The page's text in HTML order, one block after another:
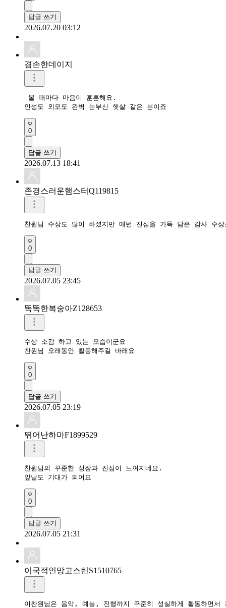
답글 쓰기
2026.07.20 03:12
겸손한데이지
볼 때마다 마음이 훈훈해요.
인성도 외모도 완벽 눈부신 햇살 같은 분이죠
0
답글 쓰기
2026.07.13 18:41
존경스러운햄스터Q119815
찬원님 수상도 많이 하셨지만 매번 진심을 가득 담은 감사 수
0
답글 쓰기
2026.07.05 23:45
똑똑한복숭아Z128653
수상 소감 하고 있는 모습이군요
찬원님 오래동안 활동해주길 바래요
0
답글 쓰기
2026.07.05 23:19
뛰어난하마F1899529
찬원님의 꾸준한 성장과 진심이 느껴지네요.
앞날도 기대가 되어요
0
답글 쓰기
2026.07.05 21:31
이국적인망고스틴S1510765
이찬원님은 음악, 예능, 진행까지 꾸준히 성실하게 활동하면